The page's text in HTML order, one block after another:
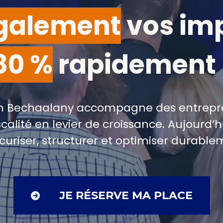
vos
%rapidement
Bechaalany accompagne des
en levier de croissance.
structurer et optimiser
JE RÉSERVE MA PLACE